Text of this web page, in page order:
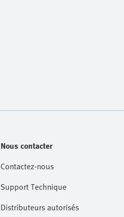
Nous contacter
Contactez-nous
Support Technique
Distributeurs autorisés